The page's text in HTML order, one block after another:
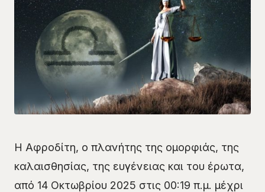
Η Αφροδίτη, ο πλανήτης της ομορφιάς, της
καλαισθησίας, της ευγένειας και του έρωτα,
από 14 Οκτωβρίου 2025 στις 00:19 π.μ. μέχρι